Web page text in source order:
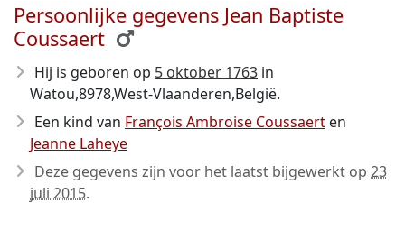
Persoonlijke gegevens Jean Baptiste
Coussaert
Hij is geboren op 5 oktober 1763 in
Watou,8978,West-Vlaanderen,België.
Een kind van François Ambroise Coussaert en
Jeanne Laheye
Deze gegevens zijn voor het laatst bijgewerkt op 23
juli 2015.